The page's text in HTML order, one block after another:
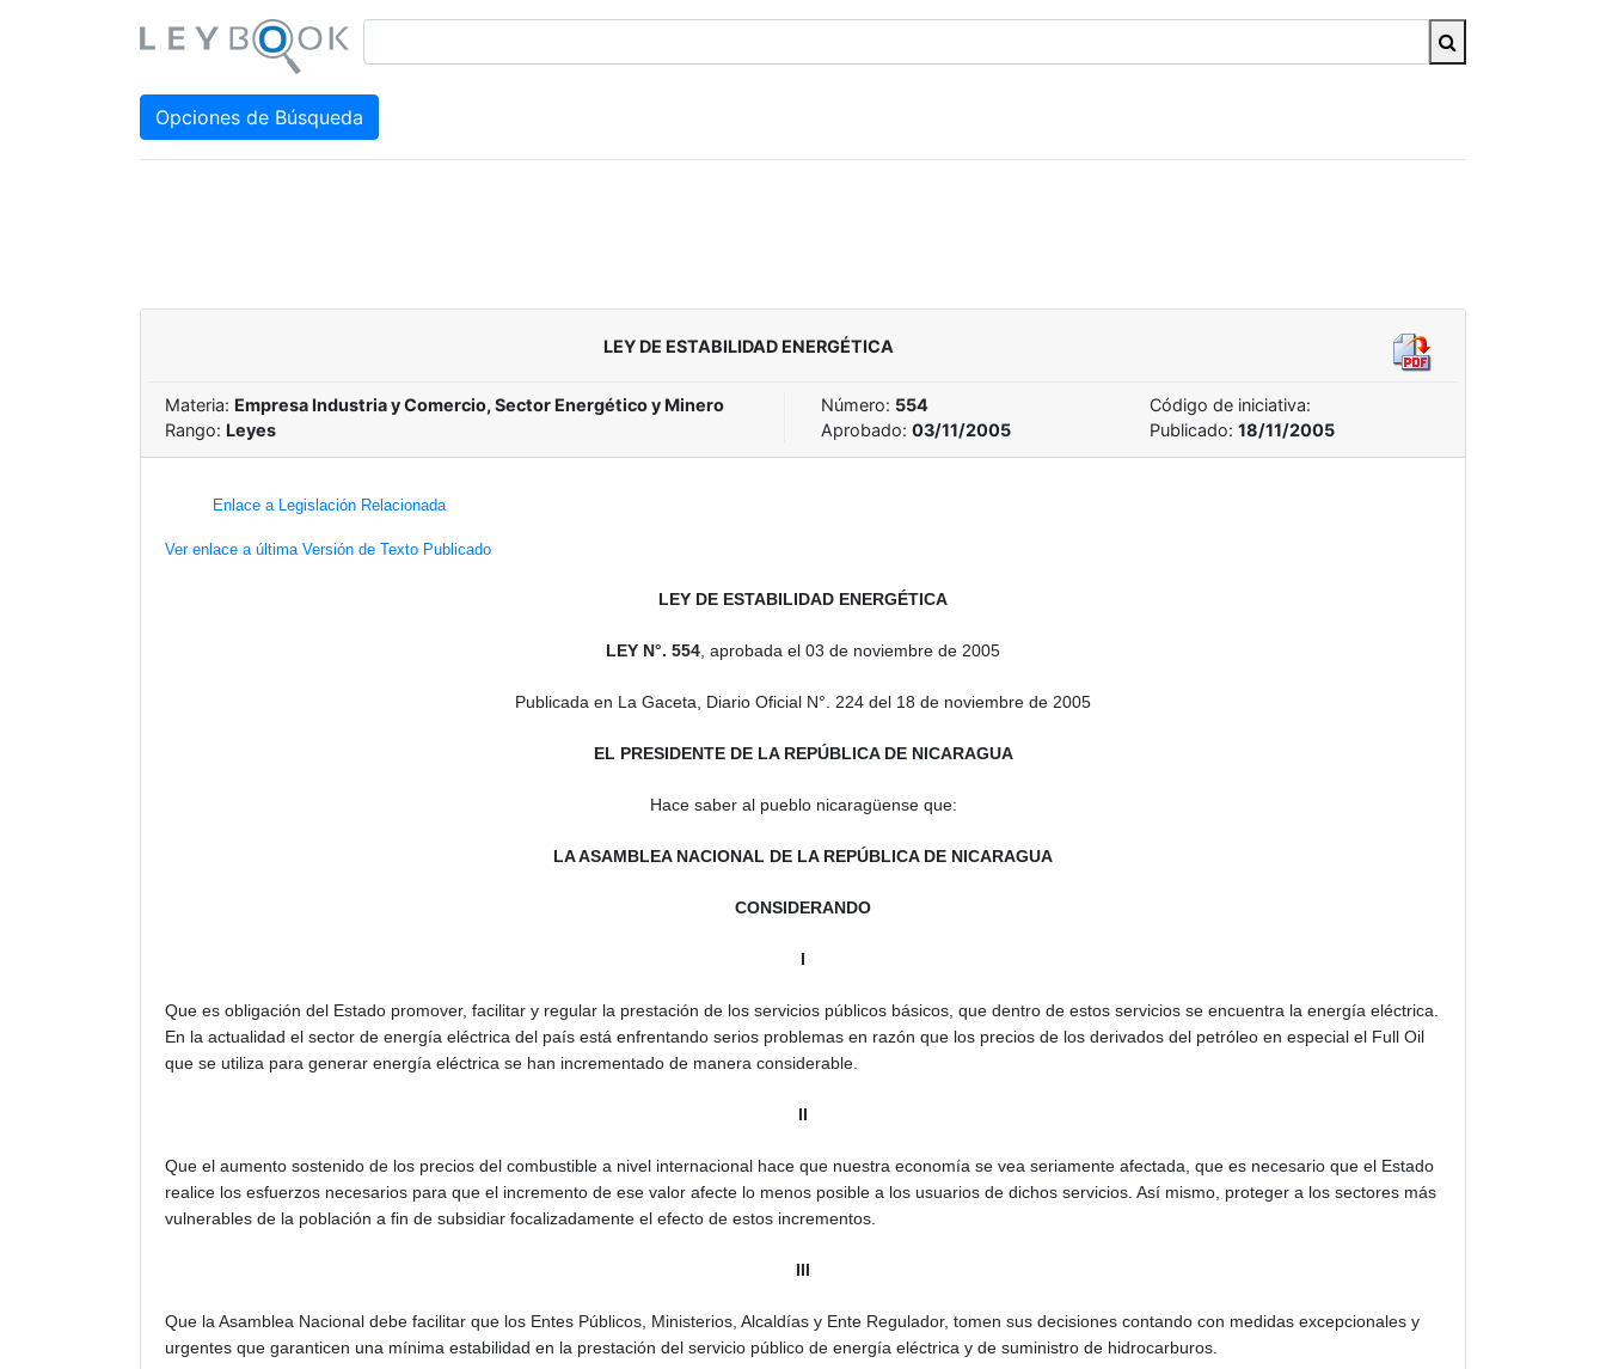
Opciones de Búsqueda
LEY DE ESTABILIDAD ENERGÉTICA
Materia: Empresa Industria y Comercio, Sector Energético y Minero
Rango: Leyes
Número: 554
Código de iniciativa:
Aprobado: 03/11/2005 Publicado: 18/11/2005
Enlace a Legislación Relacionada
Ver enlace a última Versión de Texto Publicado
LEY DE ESTABILIDAD ENERGÉTICA
LEY N°. 554 , aprobada el 03 de noviembre de 2005
Publicada en La Gaceta, Diario Oficial N°. 224 del 18 de noviembre de 2005
EL PRESIDENTE DE LA REPÚBLICA DE NICARAGUA
Hace saber al pueblo nicaragüense que:
LA ASAMBLEA NACIONAL DE LA REPÚBLICA DE NICARAGUA
CONSIDERANDO
I
Que es obligación del Estado promover, facilitar y regular la prestación de los servicios públicos básicos, que dentro de estos servicios se encuentra la energía eléctrica.
En la actualidad el sector de energía eléctrica del país está enfrentando serios problemas en razón que los precios de los derivados del petróleo en especial el Full Oil
que se utiliza para generar energía eléctrica se han incrementado de manera considerable.
II
Que el aumento sostenido de los precios del combustible a nivel internacional hace que nuestra economía se vea seriamente afectada, que es necesario que el Estado
realice los esfuerzos necesarios para que el incremento de ese valor afecte lo menos posible a los usuarios de dichos servicios. Así mismo, proteger a los sectores más
vulnerables de la población a fin de subsidiar focalizadamente el efecto de estos incrementos.
III
Que la Asamblea Nacional debe facilitar que los Entes Públicos, Ministerios, Alcaldías y Ente Regulador, tomen sus decisiones contando con medidas excepcionales y
urgentes que garanticen una mínima estabilidad en la prestación del servicio público de energía eléctrica y de suministro de hidrocarburos.